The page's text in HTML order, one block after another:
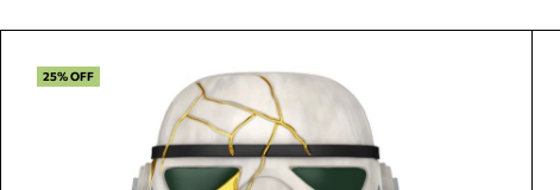
25% OFF